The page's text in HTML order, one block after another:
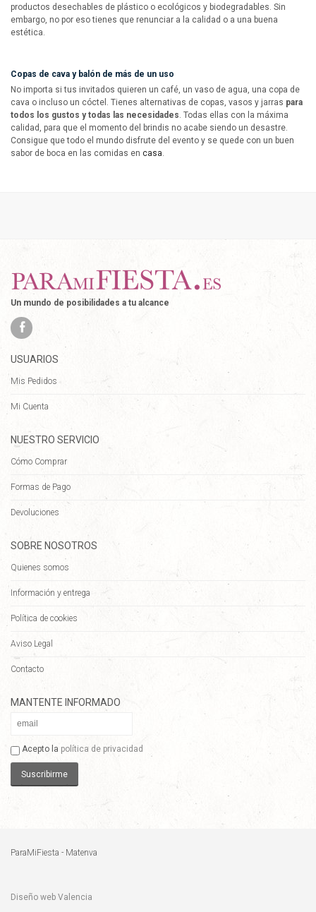
productos desechables de plástico o ecológicos y biodegradables. Sin
embargo, no por eso tienes que renunciar a la calidad o a una buena
estética.
Copas de cava y balón de más de un uso
No importa si tus invitados quieren un café, un vaso de agua, una copa de
cava o incluso un cóctel. Tienes alternativas de copas, vasos y jarras para
todos los gustos y todas las necesidades . Todas ellas con la máxima
calidad, para que el momento del brindis no acabe siendo un desastre.
Consigue que todo el mundo disfrute del evento y se quede con un buen
sabor de boca en las comidas en casa
Un mundo de posibilidades a tu alcance
USUARIOS
Mis Pedidos
Mi Cuenta
NUESTRO SERVICIO
Cómo Comprar
Formas de Pago
Devoluciones
SOBRE NOSOTROS
Quienes somos
Información y entrega
Política de cookies
Aviso Legal
Contacto
MANTENTE INFORMADO
Acepto la política de privacidad
Suscribirme
ParaMiFiesta - Matenva
Diseño web Valencia